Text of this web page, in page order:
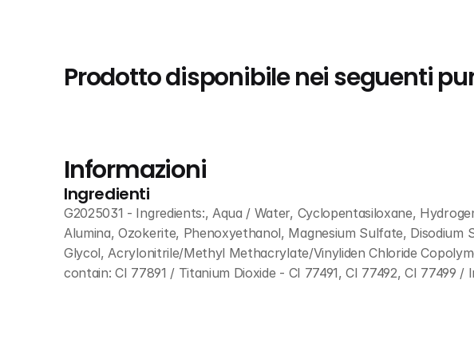
Prodotto disponibile nei seguenti
Informazioni
Ingredienti
G2025031 - Ingredients:, Aqua / Water, Cyclopentasiloxane,
Alumina, Ozokerite, Phenoxyethanol, Magnesium Sulfate,
Glycol, Acrylonitrile/Methyl Methacrylate/Vinyliden Chloride
contain: CI 77891 / Titanium Dioxide - CI 77491, CI 77492, CI 77499 /